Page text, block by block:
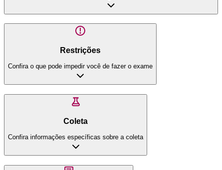
Restrições
Confira o que pode impedir você de fazer o exame
Coleta
Confira informações específicas sobre a coleta